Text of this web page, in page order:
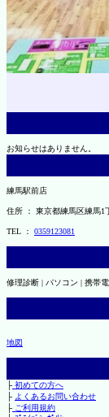
お知らせはありません。
練馬駅前店
住所 ： 東京都練馬区練馬1
TEL ： 0359123081
修理診断 | パソコン | 携帯
地図
├初めての方へ
├ よくあるお問い合わせ
├ご利用規約